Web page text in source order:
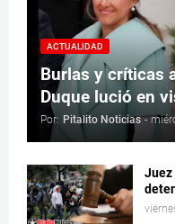
ACTUALIDAD
Burlas y críticas
Duque lució en
Por: Pitalito Noticias -
Juez